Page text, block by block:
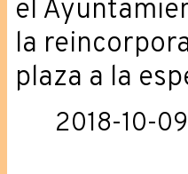
el
la
plaza a la
2018-10-